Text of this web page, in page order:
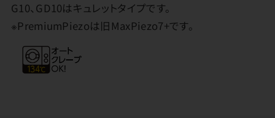
G10、GD10はキュレットタイプです。
※PremiumPiezoは旧MaxPiezo7+です。